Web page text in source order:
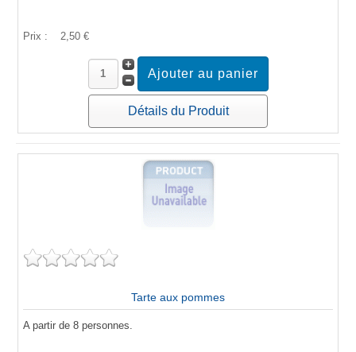
Prix : 2,50 €
Détails du Produit
Tarte aux pommes
A partir de 8 personnes.